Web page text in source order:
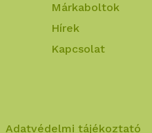
Márkaboltok
Hírek
Kapcsolat
Adatvédelmi tájékoztató